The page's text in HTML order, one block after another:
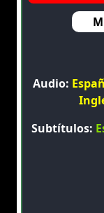
Audio:
Subtítulos: